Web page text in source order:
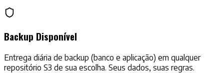
Backup Disponível
Entrega diária de backup (banco e aplicação) em qualquer
repositório S3 de sua escolha. Seus dados, suas regras.